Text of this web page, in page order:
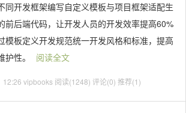
同开发框架编写自定义模板与项目框架适配生
前后端代码，让开发人员的开发效率提高60%
模板定义开发规范统一开发风格和标准，提高
护性。
阅读全文
12:26 vipbooks 阅读(1248) 评论(0) 推荐(1)